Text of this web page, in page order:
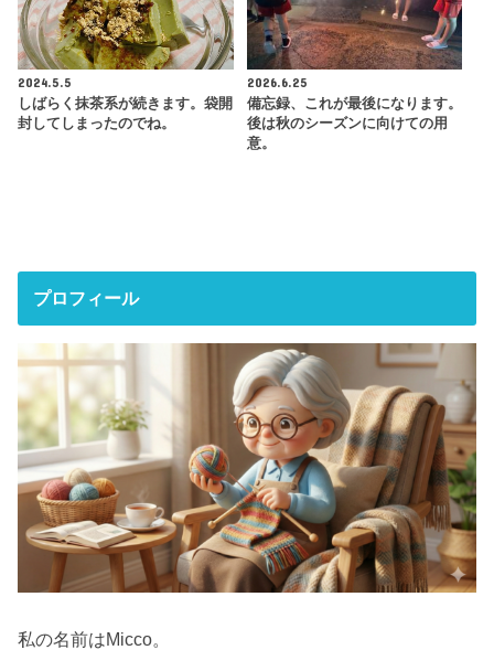
2024.5.5
しばらく抹茶系が続きます。袋開
封してしまったのでね。
2026.6.25
備忘録、これが最後になります。
後は秋のシーズンに向けての用
意。
プロフィール
私の名前はMicco。